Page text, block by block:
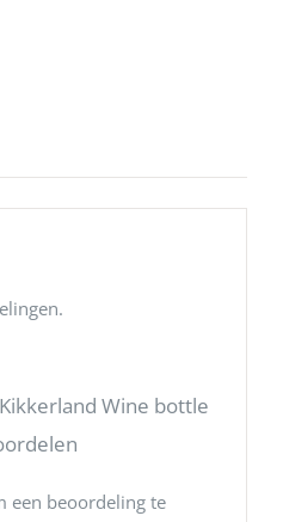
Wine bottle
een beoordeling te